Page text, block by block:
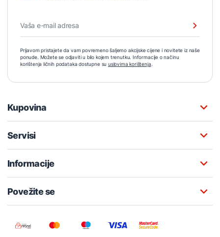
Prijavom pristajete da vam povremeno šaljemo akcijske cijene i novitete iz naše
ponude. Možete se odjaviti u bilo kojem trenutku. Informacije o načinu
korištenja ličnih podataka dostupne su uslovima korištenja.
Kupovina
Servisi
Informacije
Povežite se